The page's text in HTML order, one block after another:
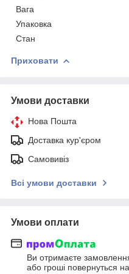
Вага
Упаковка
Стан
Приховати
Умови доставки
Нова Пошта
Доставка кур'єром
Самовивіз
Всі умови доставки
Умови оплати
Ви отримаєте
або гроші повернуться